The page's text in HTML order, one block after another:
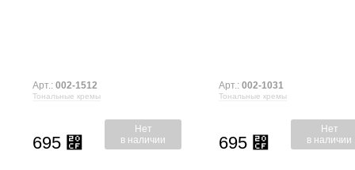
Тональные кремы
Арт.: 002-1512
695 ⃏
Нет
в наличии
Тональные кремы
Арт.: 002-1031
695 ⃏
Нет
в наличии